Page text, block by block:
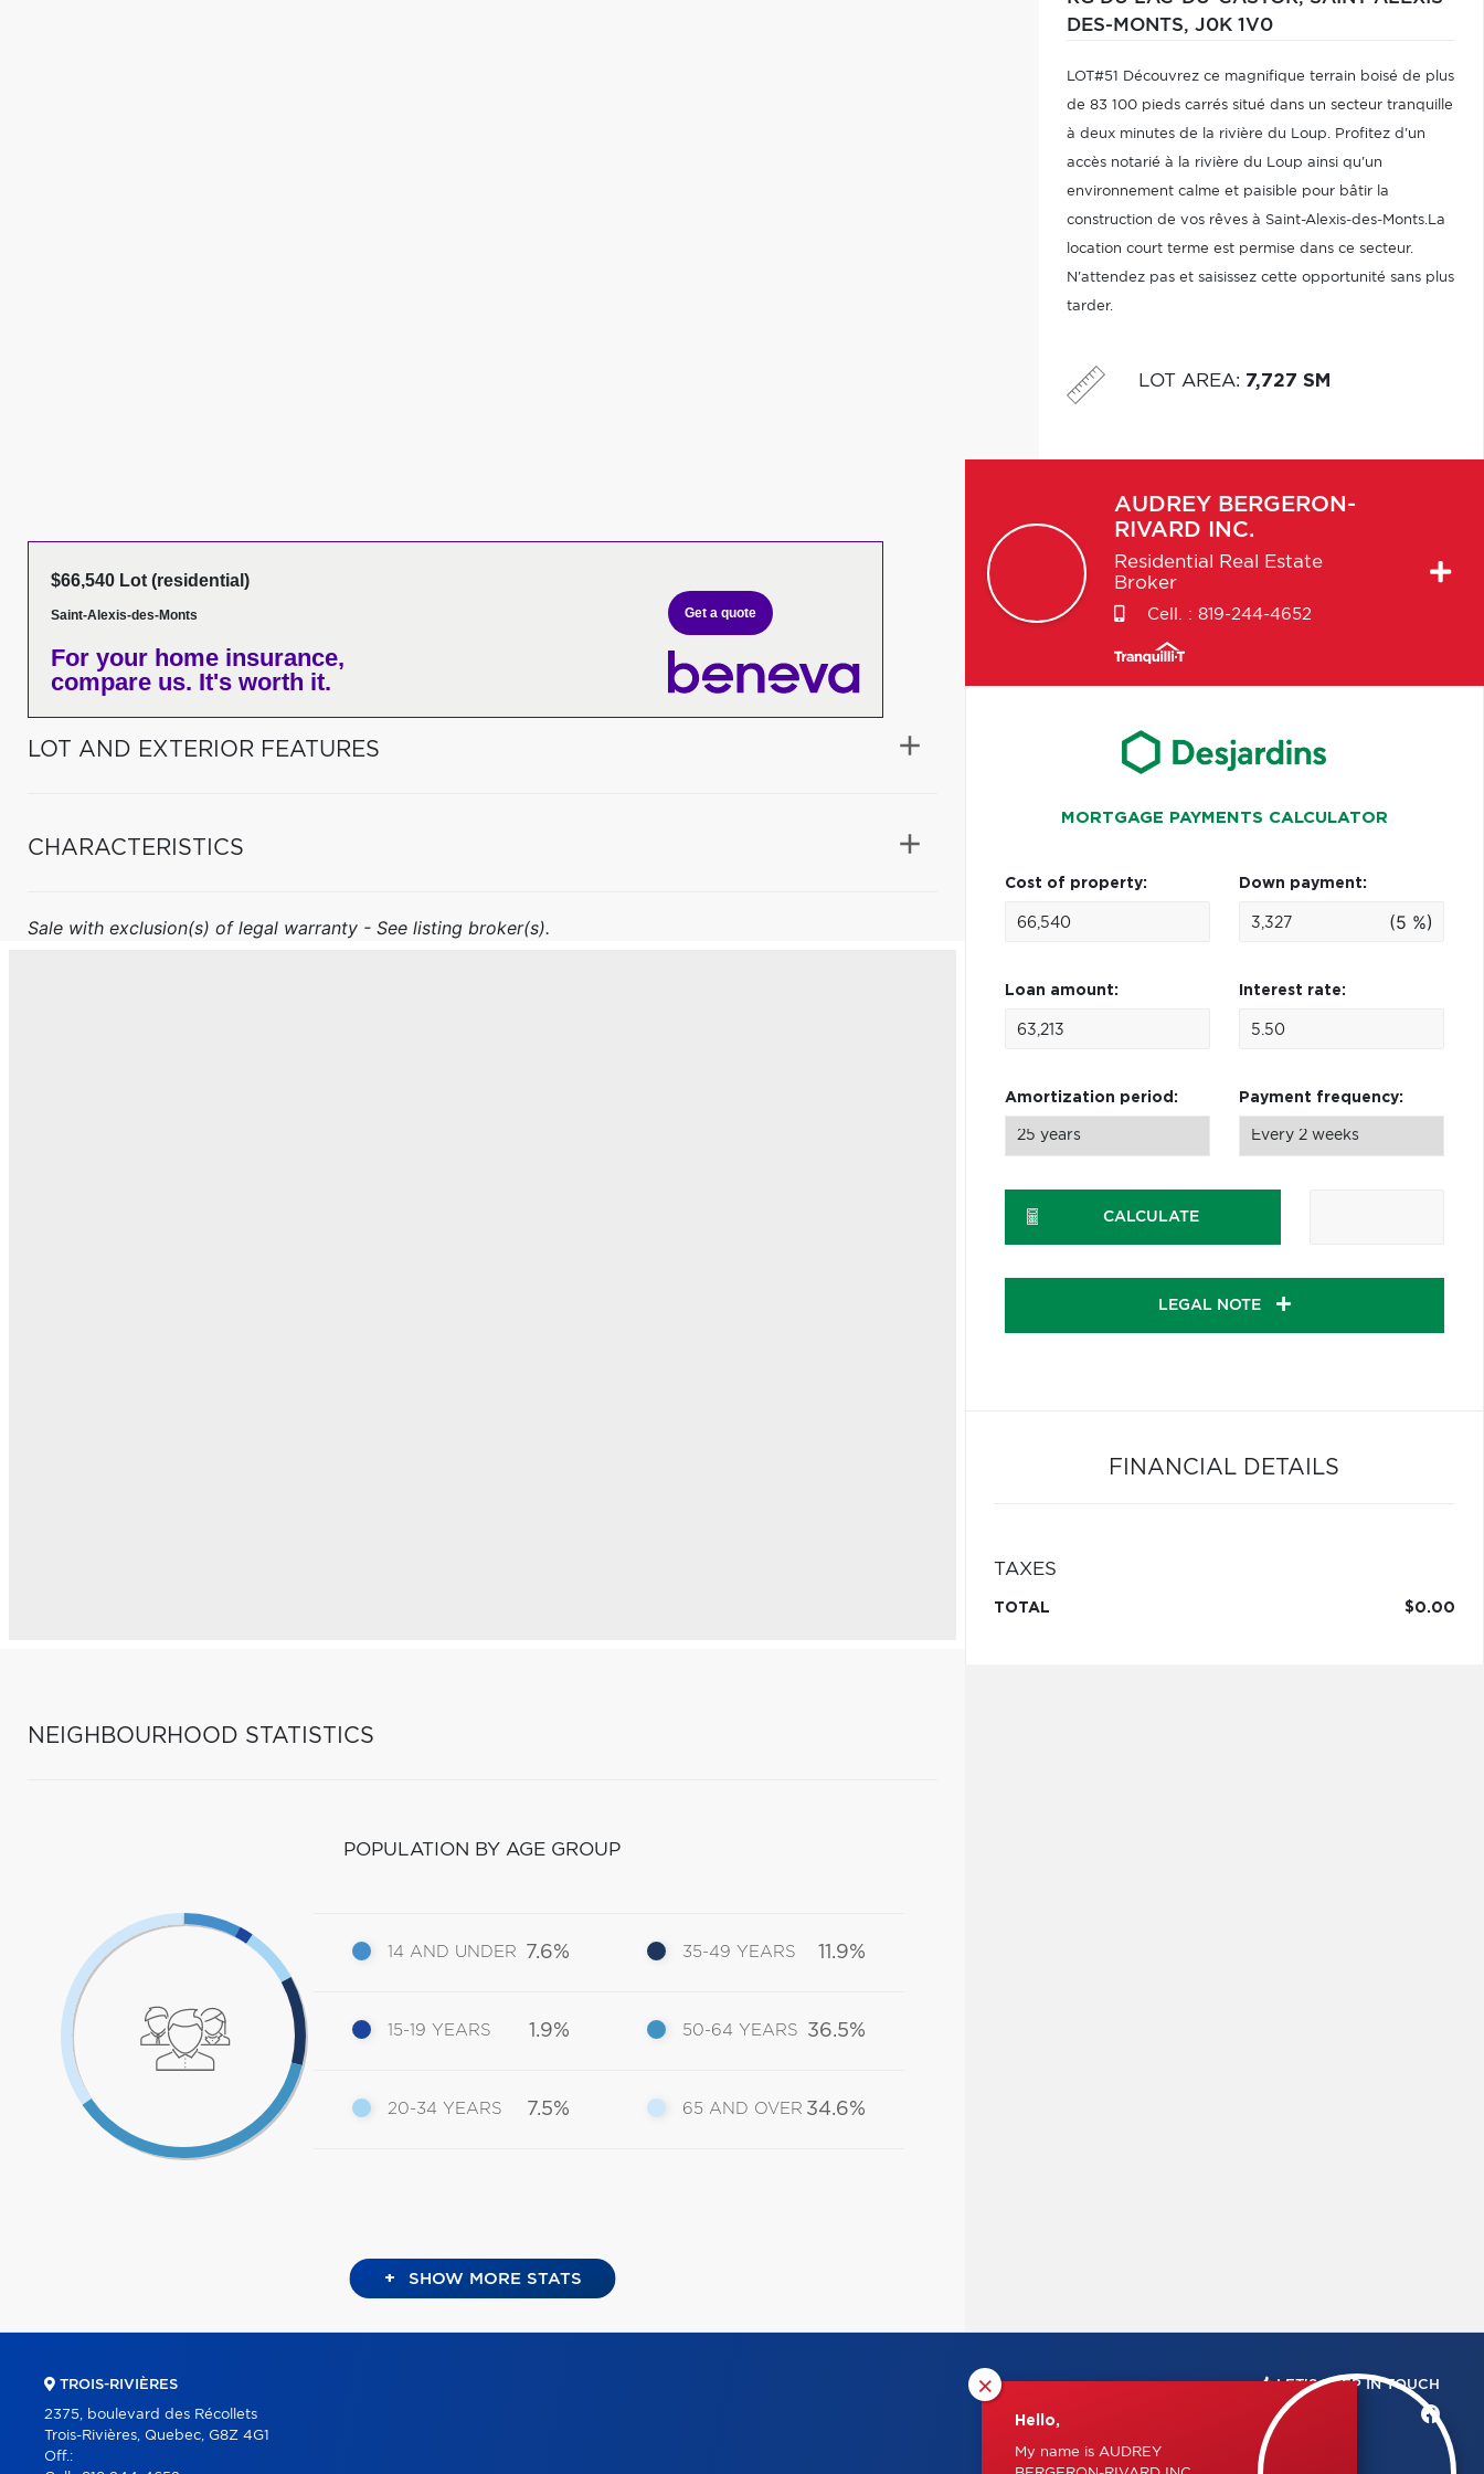
DES-MONTS, J0K 1V0
LOT#51 Découvrez ce magnifique terrain boisé de plus
de 83 100 pieds carrés situé dans un secteur tranquille
à deux minutes de la rivière du Loup. Profitez d'un
accès notarié à la rivière du Loup ainsi qu'un
environnement calme et paisible pour bâtir la
construction de vos rêves à Saint-Alexis-des-Monts.La
location court terme est permise dans ce secteur.
N'attendez pas et saisissez cette opportunité sans plus
tarder.
LOT AREA: 7,727 SM
$66,540 Lot (residential)
Saint-Alexis-des-Monts
For your home insurance,
compare us. It's worth it.
Get a quote
LOT AND EXTERIOR FEATURES
CHARACTERISTICS
Sale with exclusion(s) of legal warranty - See listing broker(s).
NEIGHBOURHOOD STATISTICS
POPULATION BY AGE GROUP
14 AND UNDER 7.6%
15-19 YEARS 1.9%
20-34 YEARS 7.5%
35-49 YEARS 11.9%
50-64 YEARS 36.5%
65 AND OVER 34.6%
+ SHOW MORE STATS
AUDREY BERGERON-
RIVARD INC.
Residential Real Estate
Broker
Cell. : 819-244-4652
MORTGAGE PAYMENTS CALCULATOR
Cost of property: Down payment:
(5 %)
Loan amount: Interest rate:
Amortization period: Payment frequency:
CALCULATE
LEGAL NOTE
FINANCIAL DETAILS
TAXES
TOTAL $0.00
×
Hello,
My name is AUDREY
TROIS-RIVIÈRES
2375, boulevard des Récollets
Trois-Rivières, Quebec, G8Z 4G1
Off.:
LET'S KEEP IN TOUCH